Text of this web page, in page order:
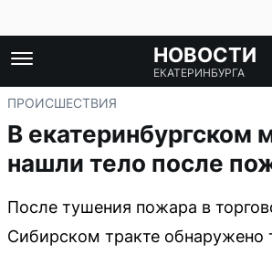
НОВОСТИ
ЕКАТЕРИНБУРГА
ПРОИСШЕСТВИЯ
В екатеринбургском
нашли тело после
После тушения пожара в
Сибирском тракте обнаружено